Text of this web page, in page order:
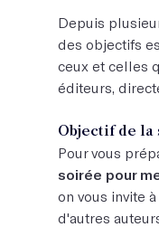
Depuis
des objectifs
ceux et celles
éditeurs,
Objectif de
Pour vous
soirée pour
on vous invite à
d'autres